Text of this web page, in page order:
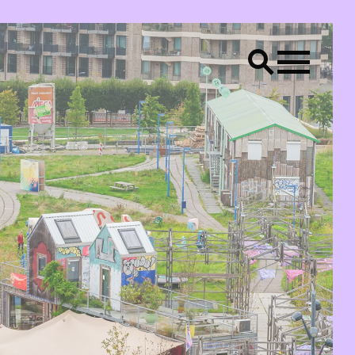
Creative placemaking
Raum Lab
CONTACT
Bereik ons